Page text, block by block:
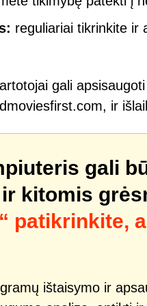
reguliariai tikrinkite ir
gali
ir
gali
kitomis
patikrinkite,
ištaisymo ir